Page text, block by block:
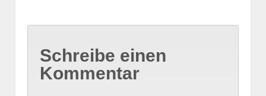
Schreibe einen
Kommentar